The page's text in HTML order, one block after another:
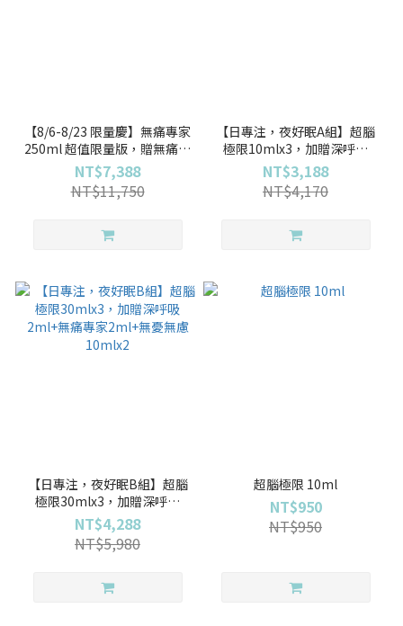
【8/6-8/23 限量慶】無痛專家
250ml 超值限量版，贈無痛專
家10mlx2，再贈量杯和空瓶
各一個
NT$7,388
NT$11,750
【日專注，夜好眠A組】超腦
極限10mlx3，加贈深呼吸
2ml+無痛專家2ml+無憂無慮
10mlx2
NT$3,188
NT$4,170
【日專注，夜好眠B組】超腦
極限30mlx3，加贈深呼吸
2ml+無痛專家2ml+無憂無慮
10mlx2
NT$4,288
NT$5,980
超腦極限 10ml
NT$950
NT$950